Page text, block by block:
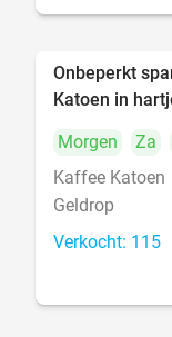
Onbeperkt
Katoen in
Morgen
Za
Kaffee Katoen
Geldrop
Verkocht: 115